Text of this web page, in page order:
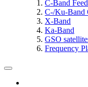
C-Band
C-/Ku-Band
X-Band
Ka-Band
GSO
Frequency